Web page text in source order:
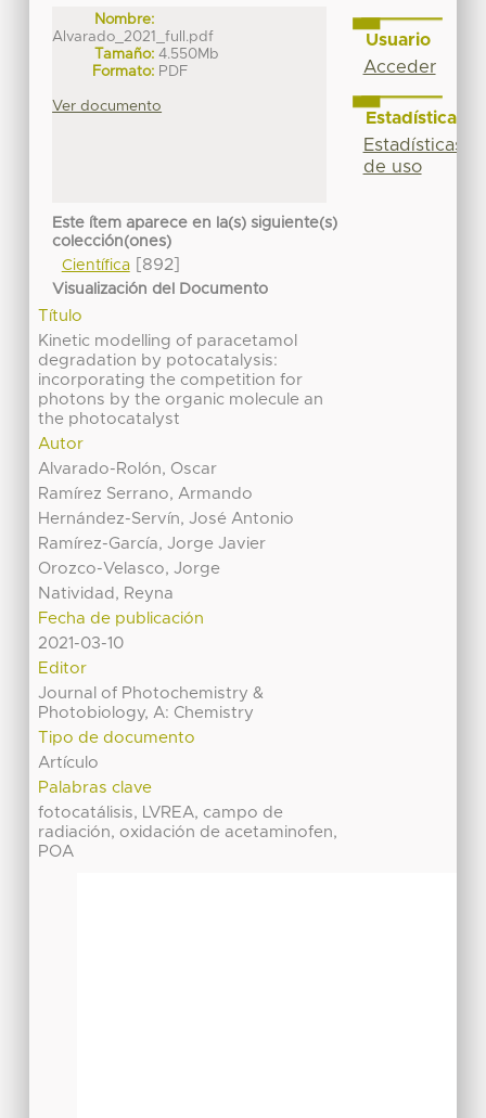
Nombre:
Alvarado_2021_full.pdf
Tamaño: 4.550Mb
Formato: PDF
Ver documento
Este ítem aparece en la(s) siguiente(s)
colección(ones)
Científica[892]
Visualización del Documento
Título
Kinetic modelling of paracetamol
degradation by potocatalysis:
incorporating the competition for
photons by the organic molecule an
the photocatalyst
Autor
Alvarado-Rolón, Oscar
Ramírez Serrano, Armando
Hernández-Servín, José Antonio
Ramírez-García, Jorge Javier
Orozco-Velasco, Jorge
Natividad, Reyna
Fecha de publicación
2021-03-10
Editor
Journal of Photochemistry &
Photobiology, A: Chemistry
Tipo de documento
Artículo
Palabras clave
fotocatálisis, LVREA, campo de
radiación, oxidación de acetaminofen,
POA
Usuario
Acceder
Estadísticas
Estadísticas
de uso